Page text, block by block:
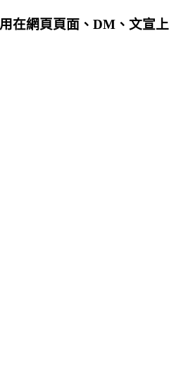
在網頁頁面、DM、文宣上